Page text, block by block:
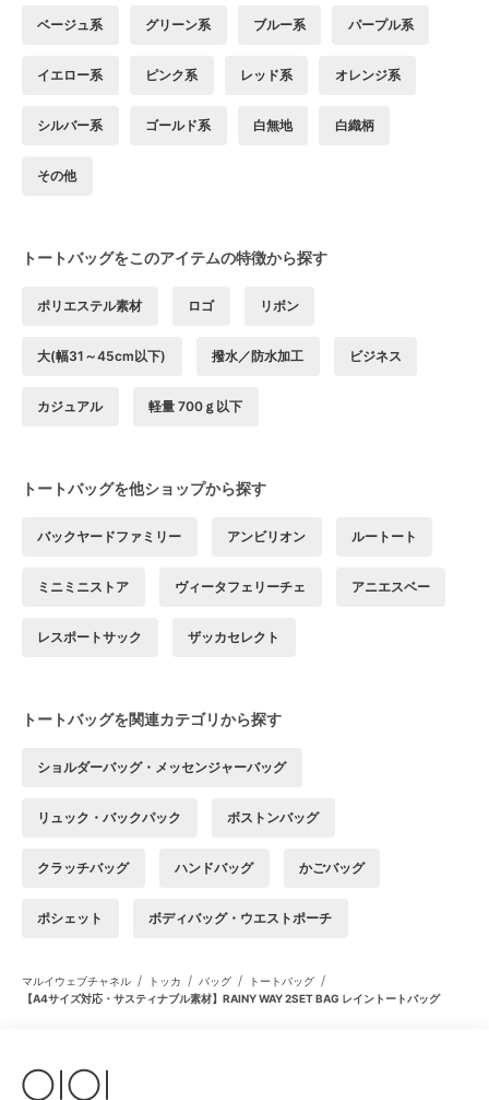
ベージュ系 グリーン系 ブルー系 パープル系
イエロー系 ピンク系 レッド系 オレンジ系
シルバー系 ゴールド系 白無地 白織柄
その他
トートバッグをこのアイテムの特徴から探す
ポリエステル素材 ロゴ リボン
大(幅31～45cm以下) 撥水／防水加工 ビジネス
カジュアル 軽量 700ｇ以下
トートバッグを他ショップから探す
バックヤードファミリー アンビリオン ルートート
ミニミニストア ヴィータフェリーチェ アニエスベー
レスポートサック ザッカセレクト
トートバッグを関連カテゴリから探す
ショルダーバッグ・メッセンジャーバッグ
リュック・バックパック ボストンバッグ
クラッチバッグ ハンドバッグ かごバッグ
ポシェット ボディバッグ・ウエストポーチ
マルイウェブチャネル / トッカ / バッグ / トートバッグ /
【A4サイズ対応・サスティナブル素材】RAINY WAY 2SET BAG レイントートバッグ